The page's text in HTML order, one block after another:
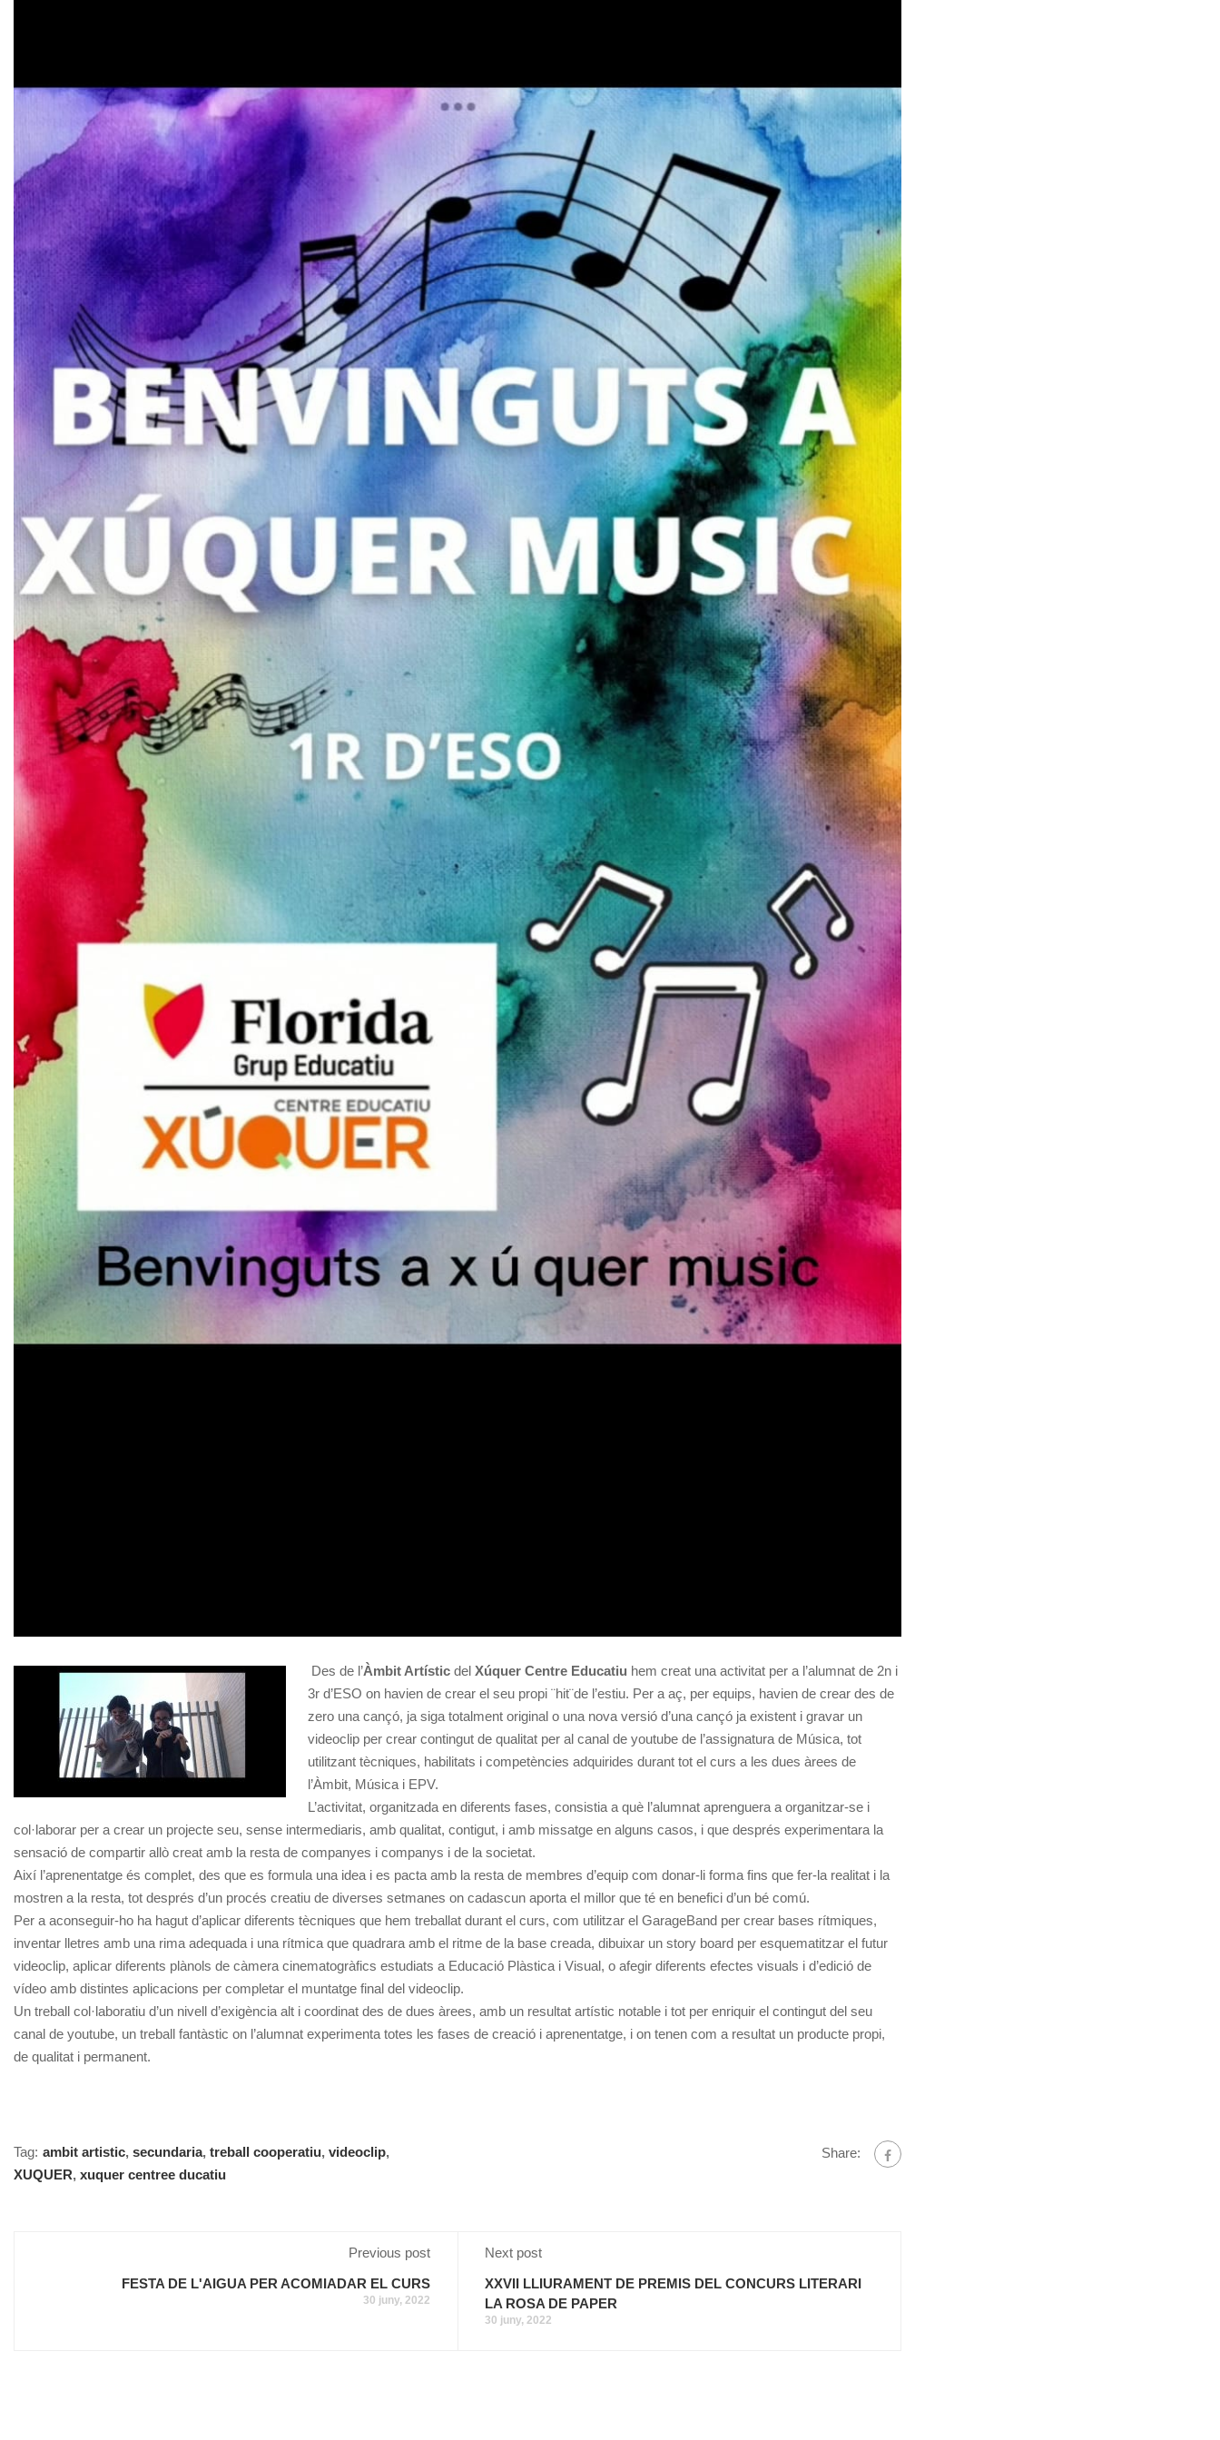
Des de l’Àmbit Artístic del Xúquer Centre Educatiu hem creat una activitat per a l’alumnat de 2n i
3r d’ESO on havien de crear el seu propi ¨hit¨de l’estiu. Per a aç, per equips, havien de crear des de
zero una cançó, ja siga totalment original o una nova versió d’una cançó ja existent i gravar un
videoclip per crear contingut de qualitat per al canal de youtube de l’assignatura de Música, tot
utilitzant tècniques, habilitats i competències adquirides durant tot el curs a les dues àrees de
l’Àmbit, Música i EPV.
L’activitat, organitzada en diferents fases, consistia a què l’alumnat aprenguera a organitzar-se i
col·laborar per a crear un projecte seu, sense intermediaris, amb qualitat, contigut, i amb missatge en alguns casos, i que després experimentara la
sensació de compartir allò creat amb la resta de companyes i companys i de la societat.
Així l’aprenentatge és complet, des que es formula una idea i es pacta amb la resta de membres d’equip com donar-li forma fins que fer-la realitat i la
mostren a la resta, tot després d’un procés creatiu de diverses setmanes on cadascun aporta el millor que té en benefici d’un bé comú.
Per a aconseguir-ho ha hagut d’aplicar diferents tècniques que hem treballat durant el curs, com utilitzar el GarageBand per crear bases rítmiques,
inventar lletres amb una rima adequada i una rítmica que quadrara amb el ritme de la base creada, dibuixar un story board per esquematitzar el futur
videoclip, aplicar diferents plànols de càmera cinematogràfics estudiats a Educació Plàstica i Visual, o afegir diferents efectes visuals i d’edició de
vídeo amb distintes aplicacions per completar el muntatge final del videoclip.
Un treball col·laboratiu d’un nivell d’exigència alt i coordinat des de dues àrees, amb un resultat artístic notable i tot per enriquir el contingut del seu
canal de youtube, un treball fantàstic on l’alumnat experimenta totes les fases de creació i aprenentatge, i on tenen com a resultat un producte propi,
de qualitat i permanent.
Tag: ambit artistic, secundaria, treball cooperatiu, videoclip,
XUQUER, xuquer centree ducatiu
Share:
Previous post
FESTA DE L'AIGUA PER ACOMIADAR EL CURS
30 juny, 2022
Next post
XXVII LLIURAMENT DE PREMIS DEL CONCURS LITERARI
LA ROSA DE PAPER
30 juny, 2022